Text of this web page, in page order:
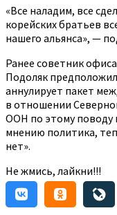
«Все наладим, все
корейских братьев
нашего альянса», —
Ранее советник
Подоляк
аннулирует пакет
в отношении
ООН по этому поводу
мнению политика,
нет».
Не жмись, лайкни!!!